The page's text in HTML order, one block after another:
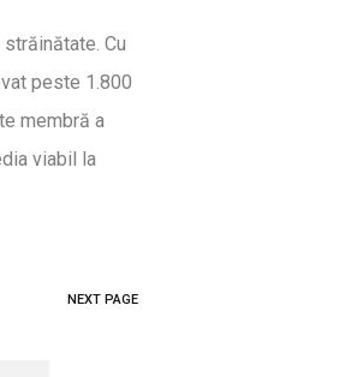
Cu
peste 1.800
membră a
viabil la
NEXT PAGE